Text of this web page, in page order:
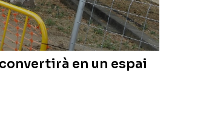
en un espai